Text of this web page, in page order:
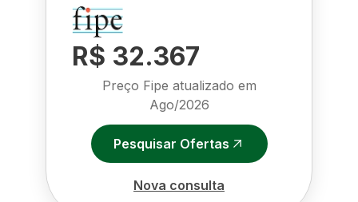
R$ 32.367
Preço Fipe atualizado em
Ago/2026
Pesquisar Ofertas
Nova consulta